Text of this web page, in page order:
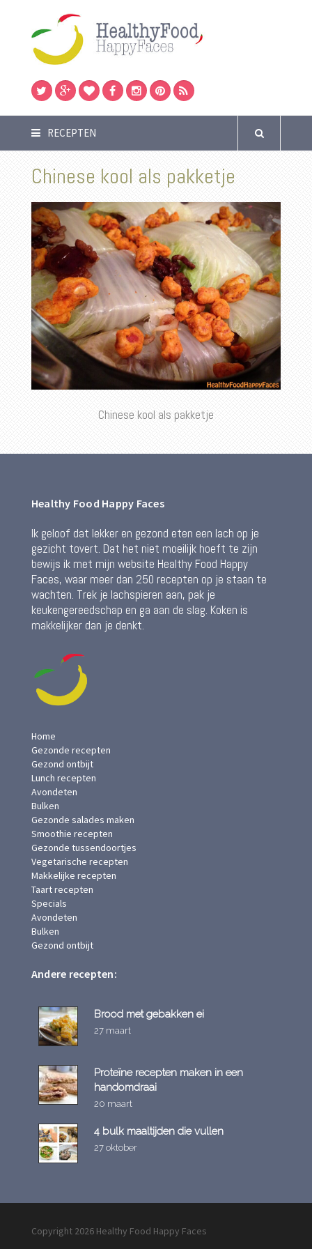
RECEPTEN
Chinese kool als pakketje
Chinese kool als pakketje
Healthy Food Happy Faces
Ik geloof dat lekker en gezond eten een lach op je
gezicht tovert. Dat het niet moeilijk hoeft te zijn
bewijs ik met mijn website Healthy Food Happy
Faces, waar meer dan 250 recepten op je staan te
wachten. Trek je lachspieren aan, pak je
keukengereedschap en ga aan de slag. Koken is
makkelijker dan je denkt.
Home
Gezonde recepten
Gezond ontbijt
Lunch recepten
Avondeten
Bulken
Gezonde salades maken
Smoothie recepten
Gezonde tussendoortjes
Vegetarische recepten
Makkelijke recepten
Taart recepten
Specials
Avondeten
Bulken
Gezond ontbijt
Andere recepten:
Brood met gebakken ei
27 maart
Proteïne recepten maken in een
handomdraai
20 maart
4 bulk maaltijden die vullen
27 oktober
Copyright 2026 Healthy Food Happy Faces